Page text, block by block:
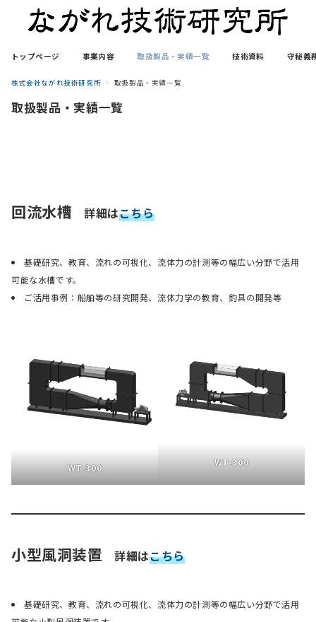
トップページ 事業内容 取扱製品・実績一覧 技術資料 守秘義
株式会社ながれ技術研究所 取扱製品・実績一覧
取扱製品・実績一覧
回流水槽 詳細はこちら
基礎研究、教育、流れの可視化、流体力の計測等の幅広い分野で活用
可能な水槽です。
ご活用事例：船舶等の研究開発、流体力学の教育、釣具の開発等
WT-300 WT-300
小型風洞装置 詳細はこちら
基礎研究、教育、流れの可視化、流体力の計測等の幅広い分野で活用